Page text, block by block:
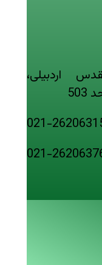
اردبیلی،
021-
021-